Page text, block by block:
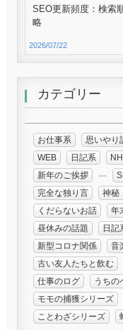
SEO更新頻度：検索
略
2026/07/22
カテゴリー
お仕事系 思いやり
WEB
日記系
新年のご挨拶
完全な独り言
神秘
くだらないお話
年
昼休みの話題
日記
新型コロナ関係
音
古い友人たちと飲む
仕事のログ
うちの
モモの捕獲シリーズ
ことわざシリーズ